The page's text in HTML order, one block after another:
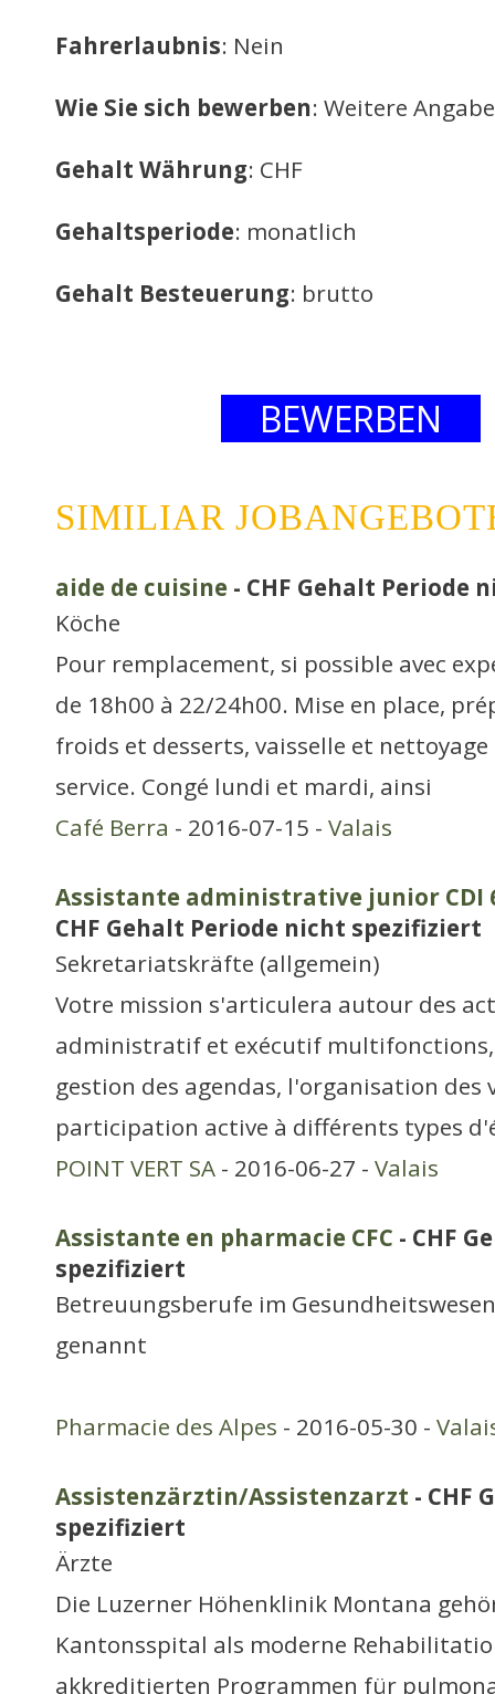
Fahrerlaubnis: Nein
Wie Sie sich bewerben: Weitere
Gehalt Währung: CHF
Gehaltsperiode: monatlich
Gehalt Besteuerung: brutto
BEWERBEN
SIMILIAR
aide de cuisine - CHF Gehalt Periode
Köche
Pour remplacement, si possible avec
de 18h00 à 22/24h00. Mise en place,
froids et desserts, vaisselle et
service. Congé lundi et mardi, ainsi
Café Berra - 2016-07-15 - Valais
Assistante administrative junior CDI
CHF Gehalt Periode nicht spezifiziert
Sekretariatskräfte (allgemein)
Votre mission s'articulera autour des
administratif et exécutif
gestion des agendas, l'organisation des
participation active à différents types
POINT VERT SA - 2016-06-27 - Valais
Assistante en pharmacie CFC - CHF
spezifiziert
Betreuungsberufe im
genannt
Pharmacie des Alpes - 2016-05-30 -
Assistenzärztin/Assistenzarzt - CHF
spezifiziert
Ärzte
Die Luzerner Höhenklinik Montana
Kantonsspital als moderne
akkreditierten Programmen für